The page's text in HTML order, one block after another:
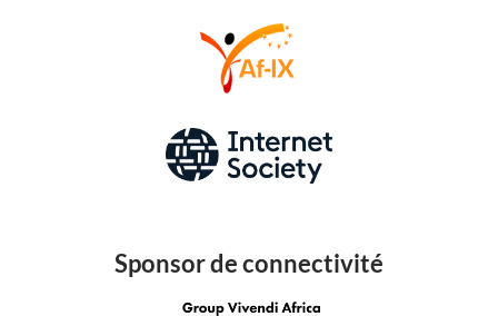
Sponsor de connectivité